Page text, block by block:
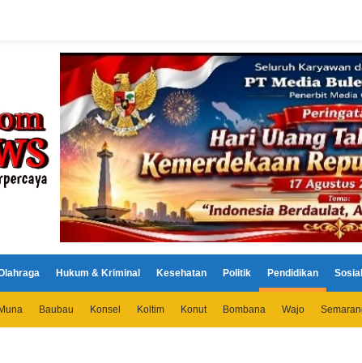
Hukum & Kriminal Kesehatan Politik Pendidikan Sosial
Baubau Konsel Koltim Konut Bombana Wajo